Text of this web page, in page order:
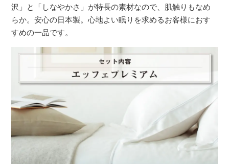
沢」と「しなやかさ」が特長の素材なので、肌触りもなめ
らか。安心の日本製。心地よい眠りを求めるお客様におす
すめの一品です。